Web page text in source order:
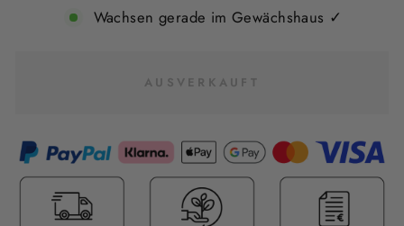
Wachsen gerade im Gewächshaus ✓
AUSVERKAUFT